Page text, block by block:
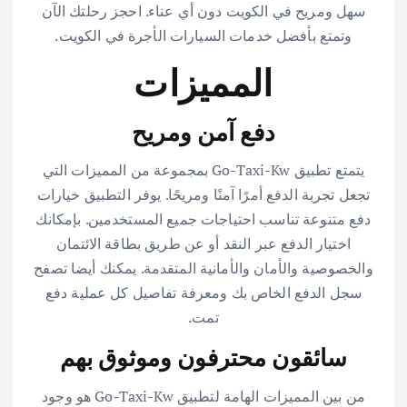
سهل ومريح في الكويت دون أي عناء. احجز رحلتك الآن
وتمتع بأفضل خدمات السيارات الأجرة في الكويت.
المميزات
دفع آمن ومريح
يتمتع تطبيق Go-Taxi-Kw بمجموعة من المميزات التي
تجعل تجربة الدفع أمرًا آمنًا ومريحًا. يوفر التطبيق خيارات
دفع متنوعة تناسب احتياجات جميع المستخدمين. بإمكانك
اختيار الدفع عبر النقد أو عن طريق بطاقة الائتمان
والخصوصية والأمان والأمانية المتقدمة. يمكنك أيضا تصفح
سجل الدفع الخاص بك ومعرفة تفاصيل كل عملية دفع
تمت.
سائقون محترفون وموثوق بهم
من بين المميزات الهامة لتطبيق Go-Taxi-Kw هو وجود